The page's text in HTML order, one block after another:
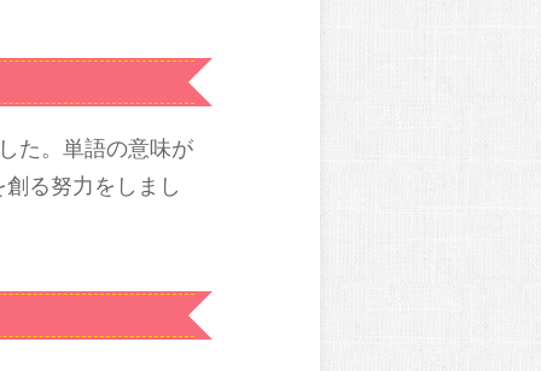
た。単語の意味が
る努力をしまし